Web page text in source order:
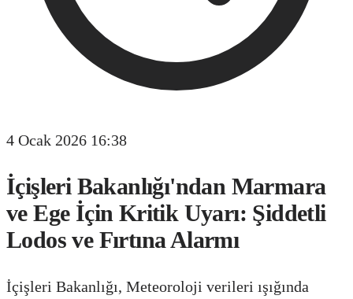
4 Ocak 2026 16:38
İçişleri Bakanlığı'ndan Marmara
ve Ege İçin Kritik Uyarı: Şiddetli
Lodos ve Fırtına Alarmı
İçişleri Bakanlığı, Meteoroloji verileri ışığında